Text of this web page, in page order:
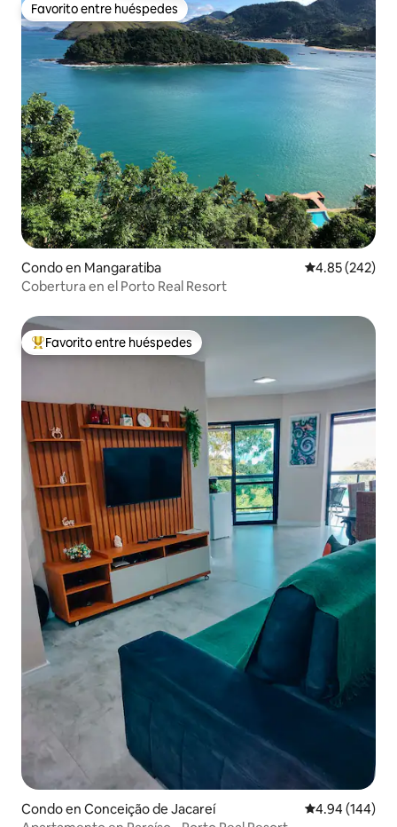
Favorito entre huéspedes
Favorito entre huéspedes
Condo en Mangaratiba Calificación
4.85 (242)
Cobertura en el Porto Real Resort
Favorito entre huéspedes preferido
Favorito entre huéspedes
Condo en Conceição de Jacareí Calificación
4.94 (144)